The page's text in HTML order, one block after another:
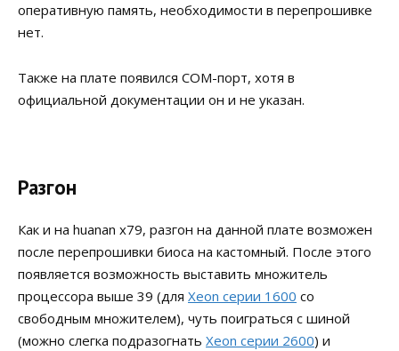
оперативную память, необходимости в перепрошивке
нет.
Также на плате появился COM-порт, хотя в
официальной документации он и не указан.
Разгон
Как и на huanan x79, разгон на данной плате возможен
после перепрошивки биоса на кастомный. После этого
появляется возможность выставить множитель
процессора выше 39 (для Xeon серии 1600 со
свободным множителем), чуть поиграться с шиной
(можно слегка подразогнать Xeon серии 2600) и